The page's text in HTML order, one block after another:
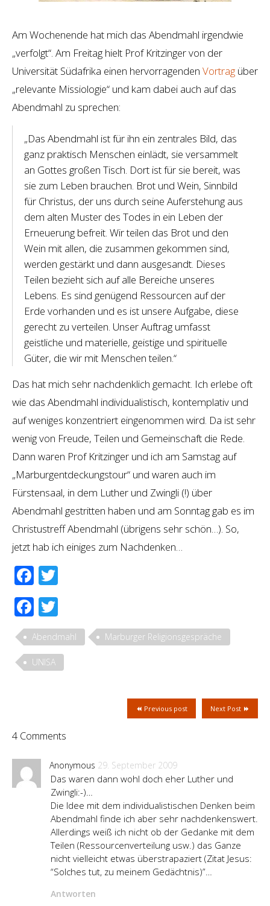
Am Wochenende hat mich das Abendmahl irgendwie
„verfolgt“. Am Freitag hielt Prof Kritzinger von der
Universität Südafrika einen hervorragenden Vortrag über
„relevante Missiologie“ und kam dabei auch auf das
Abendmahl zu sprechen:
„Das Abendmahl ist für ihn ein zentrales Bild, das
ganz praktisch Menschen einlädt, sie versammelt
an Gottes großen Tisch. Dort ist für sie bereit, was
sie zum Leben brauchen. Brot und Wein, Sinnbild
für Christus, der uns durch seine Auferstehung aus
dem alten Muster des Todes in ein Leben der
Erneuerung befreit. Wir teilen das Brot und den
Wein mit allen, die zusammen gekommen sind,
werden gestärkt und dann ausgesandt. Dieses
Teilen bezieht sich auf alle Bereiche unseres
Lebens. Es sind genügend Ressourcen auf der
Erde vorhanden und es ist unsere Aufgabe, diese
gerecht zu verteilen. Unser Auftrag umfasst
geistliche und materielle, geistige und spirituelle
Güter, die wir mit Menschen teilen.“
Das hat mich sehr nachdenklich gemacht. Ich erlebe oft
wie das Abendmahl individualistisch, kontemplativ und
auf weniges konzentriert eingenommen wird. Da ist sehr
wenig von Freude, Teilen und Gemeinschaft die Rede.
Dann waren Prof Kritzinger und ich am Samstag auf
„Marburgentdeckungstour“ und waren auch im
Fürstensaal, in dem Luther und Zwingli (!) über
Abendmahl gestritten haben und am Sonntag gab es im
Christustreff Abendmahl (übrigens sehr schön…). So,
jetzt hab ich einiges zum Nachdenken…
Facebook
Facebook
Abendmahl Marburger Religionsgespräche
UNISA
Next Post
Previous post
4 Comments
Anonymous 29. September 2009
Das waren dann wohl doch eher Luther und
Zwingli:-)…
Die Idee mit dem individualistischen Denken beim
Abendmahl finde ich aber sehr nachdenkenswert.
Allerdings weiß ich nicht ob der Gedanke mit dem
Teilen (Ressourcenverteilung usw.) das Ganze
nicht vielleicht etwas überstrapaziert (Zitat Jesus:
“Solches tut, zu meinem Gedächtnis)”…
Antworten